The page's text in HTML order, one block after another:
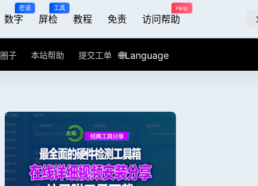
数字
密道
屏检
工具
教程 免责 访问帮助
Help
圈子 本站帮助 提交工单 🌐Language